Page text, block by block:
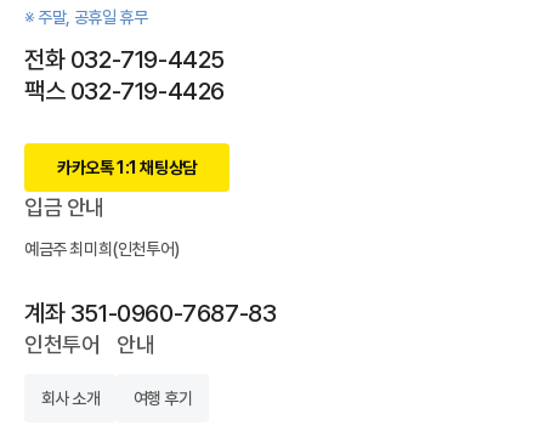
※ 주말, 공휴일 휴무
전화 032-719-4425
팩스 032-719-4426
카카오톡 1:1 채팅상담
입금 안내
예금주 최미희(인천투어)
계좌 351-0960-7687-83
인천투어
회사 소개
안내
여행 후기